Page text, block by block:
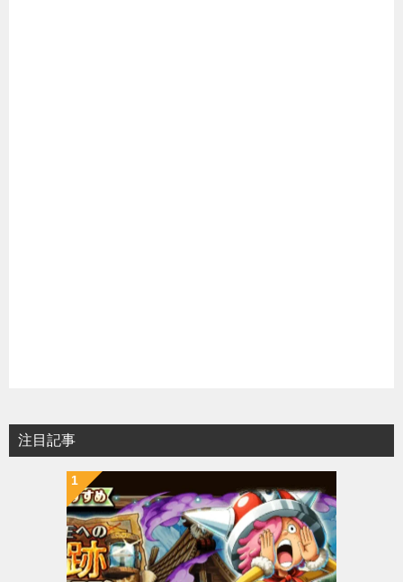
注目記事